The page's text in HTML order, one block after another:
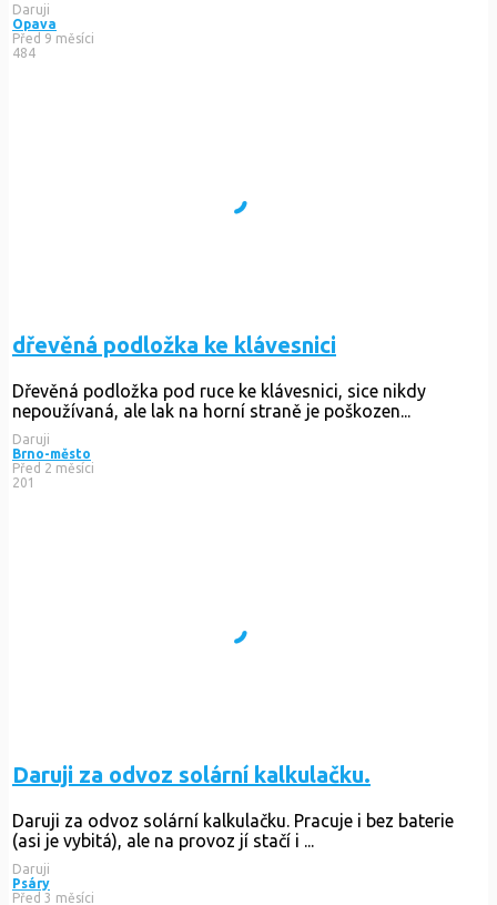
Daruji
Opava
Před 9 měsíci
484
dřevěná podložka ke klávesnici
Dřevěná podložka pod ruce ke klávesnici, sice nikdy
nepoužívaná, ale lak na horní straně je poškozen...
Daruji
Brno-město
Před 2 měsíci
201
Daruji za odvoz solární kalkulačku.
Daruji za odvoz solární kalkulačku. Pracuje i bez baterie
(asi je vybitá), ale na provoz jí stačí i ...
Daruji
Psáry
Před 3 měsíci